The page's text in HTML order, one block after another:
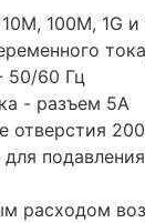
100M, 1G и
50/60 Гц
- разъем 5А
отверстия
расходом